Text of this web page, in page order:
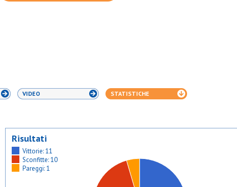
VIDEO STATISTICHE
Risultati
Vittorie: 11
Sconfitte: 10
Pareggi: 1